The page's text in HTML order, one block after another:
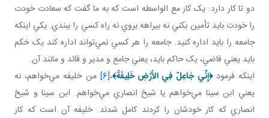
دو تا کار دارد: يک کار مع الواسطه است که به ما گفت که سعادت خودت
را خودت بايد تأمين بکني نه بيراهه بروي نه راه کسي را ببندي. يکي اينکه
جامعه را بايد اداره کنيد. جامعه را هر کسي نمي‌تواند اداره کند يک حَکم
بايد يعني قاضي، يک حاکم بايد، يعني جامع و مدير و قائد و مانند آن.
اينکه فرمود﴿إِنِّي جَاعِلٌ فِي الأَرْضِ خَلِيفَةً﴾،[6]
من خليفه مي‌خواهم، نه
يعني ابن سينا مي‌خواهم يا شيخ انصاري مي‌خواهم. ابن سينا و شيخ
انصاري که کار خودشان را ‌کردند کامل شدند. خليفه آن است که کار